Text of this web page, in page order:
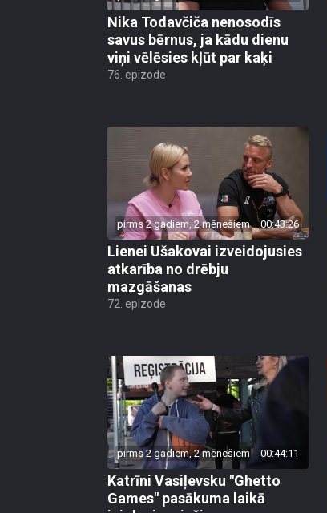
Nika Todavčiča nenosodīs
savus bērnus, ja kādu dienu
viņi vēlēsies kļūt par kaķi
76. epizode
pirms 2 gadiem, 2 mēnešiem 00:43:26
Lienei Ušakovai izveidojusies
atkarība no drēbju
mazgāšanas
72. epizode
pirms 2 gadiem, 2 mēnešiem
Katrīni Vasiļevsku "Ghetto
Games" pasākuma laikā
izjoko jaunieši